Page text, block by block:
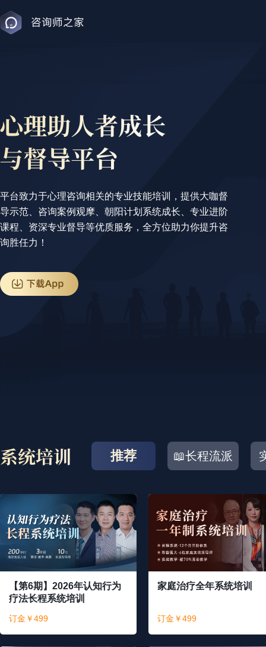
平台致力于心理咨询相关的专业技能培训，提供大咖督
导示范、咨询案例观摩、朝阳计划系统成长、专业进阶
课程、资深专业督导等优质服务，全方位助力你提升咨
询胜任力！
推荐 📖长程流派
【第6期】2026年认知行为
疗法长程系统培训
订金￥499
家庭治疗全年系统培训
订金￥499